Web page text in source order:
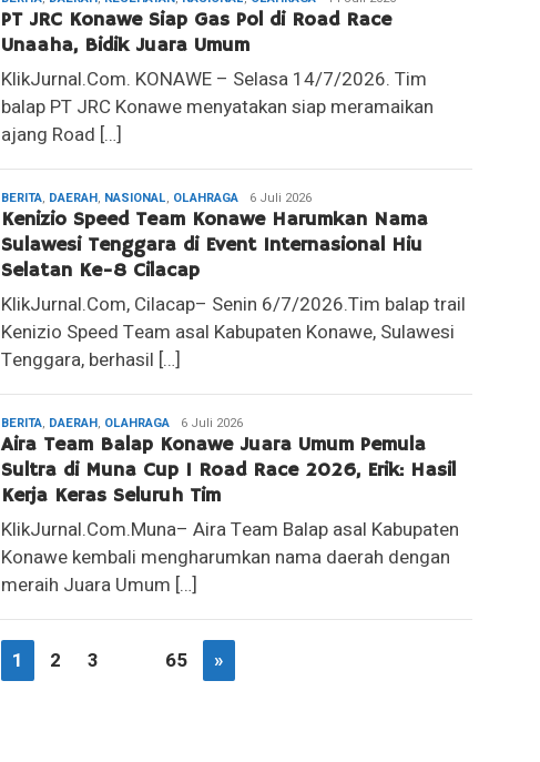
PT JRC Konawe Siap Gas Pol di Road Race
Unaaha, Bidik Juara Umum
KlikJurnal.Com. KONAWE – Selasa 14/7/2026. Tim
balap PT JRC Konawe menyatakan siap meramaikan
ajang Road […]
BERITA, DAERAH, NASIONAL, OLAHRAGA Redaksi
6 Juli 2026
Kenizio Speed Team Konawe Harumkan Nama
Sulawesi Tenggara di Event Internasional Hiu
Selatan Ke-8 Cilacap
KlikJurnal.Com, Cilacap– Senin 6/7/2026.Tim balap trail
Kenizio Speed Team asal Kabupaten Konawe, Sulawesi
Tenggara, berhasil […]
BERITA, DAERAH, OLAHRAGA Redaksi
6 Juli 2026
Aira Team Balap Konawe Juara Umum Pemula
Sultra di Muna Cup 1 Road Race 2026, Erik: Hasil
Kerja Keras Seluruh Tim
KlikJurnal.Com.Muna– Aira Team Balap asal Kabupaten
Konawe kembali mengharumkan nama daerah dengan
meraih Juara Umum […]
1 2 3 65 »